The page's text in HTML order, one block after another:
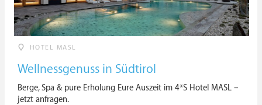
HOTEL MASL
Wellnessgenuss in Südtirol
Berge, Spa & pure Erholung Eure Auszeit im 4*S Hotel MASL –
jetzt anfragen.